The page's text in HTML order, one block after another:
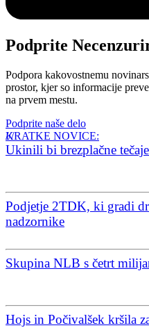
Podprite
Podpora kakovostnemu
prostor, kjer so informacije
na prvem mestu.
Podprite naše delo
KRATKE NOVICE:
Ukinili bi brezplačne
Podjetje 2TDK, ki gradi
nadzornike
Skupina NLB s četrt
Hojs in Počivalšek kršila